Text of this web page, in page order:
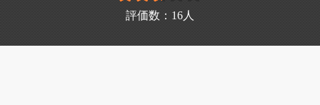
評価数： 16 人